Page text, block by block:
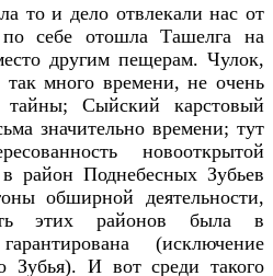
то и дело отвлекали нас от
себе отошла Ташелга на
другим пещерам. Чулок,
много времени, не очень
тайны; Сыйский карстовый
значительно времени; тут
новооткрытой
район Поднебесных Зубьев
обширной деятельности,
этих районов была в
(исключение
Зубья). И вот среди такого